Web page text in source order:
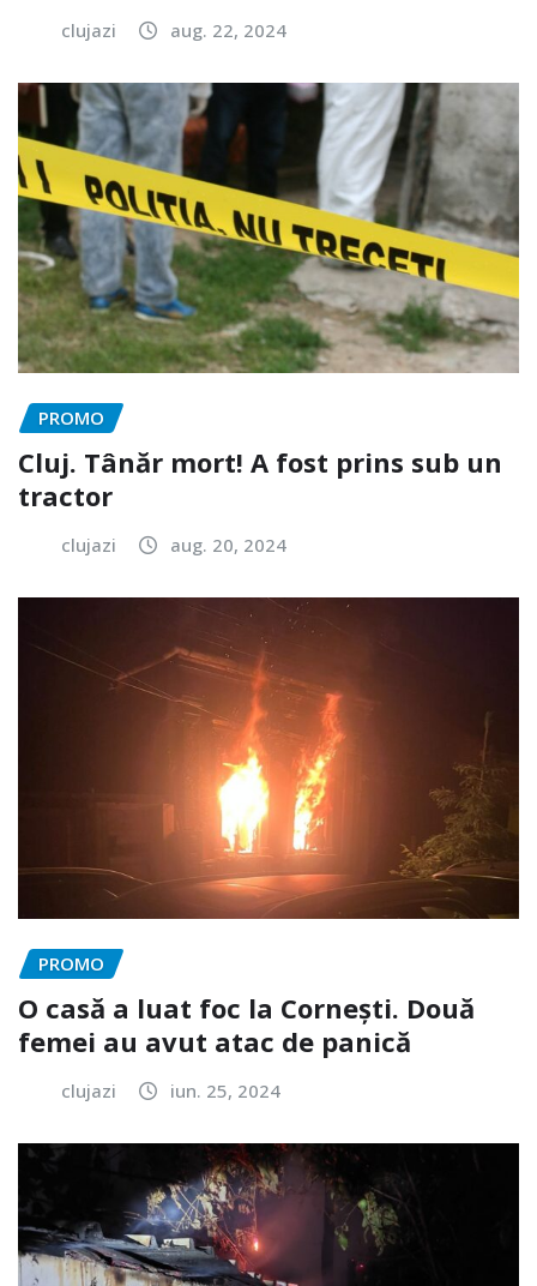
clujazi aug. 22, 2024
PROMO
Cluj. Tânăr mort! A fost prins sub un
tractor
clujazi aug. 20, 2024
PROMO
O casă a luat foc la Cornești. Două
femei au avut atac de panică
clujazi iun. 25, 2024